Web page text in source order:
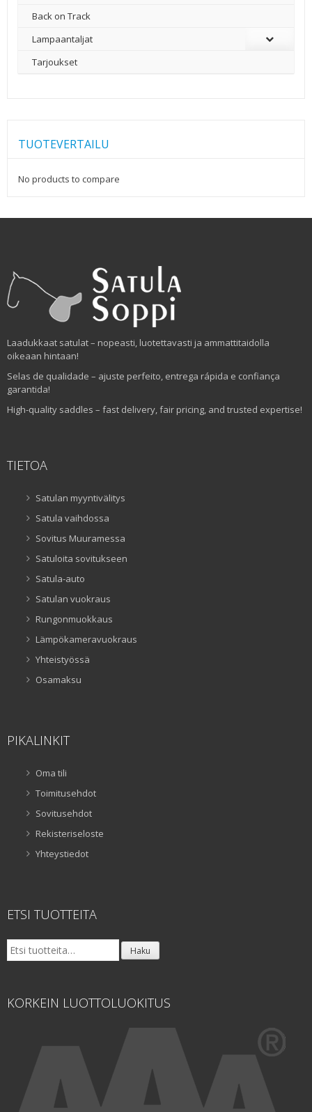
Back on Track
Lampaantaljat
Tarjoukset
TUOTEVERTAILU
No products to compare
Laadukkaat satulat – nopeasti, luotettavasti ja ammattitaidolla
oikeaan hintaan!
Selas de qualidade – ajuste perfeito, entrega rápida e confiança
garantida!
High-quality saddles – fast delivery, fair pricing, and trusted expertise!
TIETOA
Satulan myyntivälitys
Satula vaihdossa
Sovitus Muuramessa
Satuloita sovitukseen
Satula-auto
Satulan vuokraus
Rungonmuokkaus
Lämpökameravuokraus
Yhteistyössä
Osamaksu
PIKALINKIT
Oma tili
Toimitusehdot
Sovitusehdot
Rekisteriseloste
Yhteystiedot
ETSI TUOTTEITA
Etsi: Haku
KORKEIN LUOTTOLUOKITUS